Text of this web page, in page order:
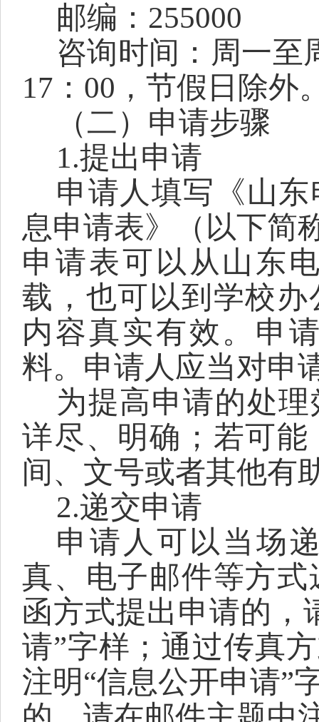
邮编： 255000
咨询时间：周一至
17：00，节假日除外
（二）申请步骤
1.提出申请
申请人填写《山
息申请表》（以下简
申请表可以从山东
载，也可以到学校
内容真实有效。申
料。申请人应当对申
为提高申请的处
详尽、明确；若可
间、文号或者其他有
2.递交申请
申请人可以当场
真、电子邮件等方
函方式提出申请的，
请”字样；通过传真
注明“信息公开申请”